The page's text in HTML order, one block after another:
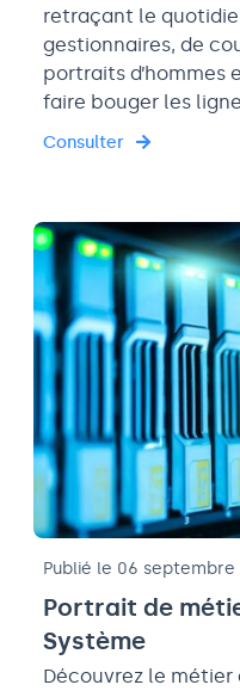
retraçant le
gestionnaires, de
portraits d’hommes
faire bouger les
Consulter
Publié le 06 septembre
Portrait de
Système
Découvrez le